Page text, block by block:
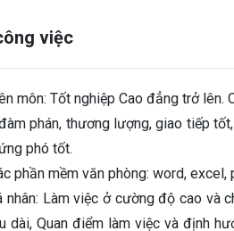
việc
môn: Tốt nghiệp Cao đẳng trở
phán, thương lượng, giao tiếp
phó tốt.
phần mềm văn phòng: word, excel,
nhân: Làm việc ở cường độ cao và
dài, Quan điểm làm việc và định